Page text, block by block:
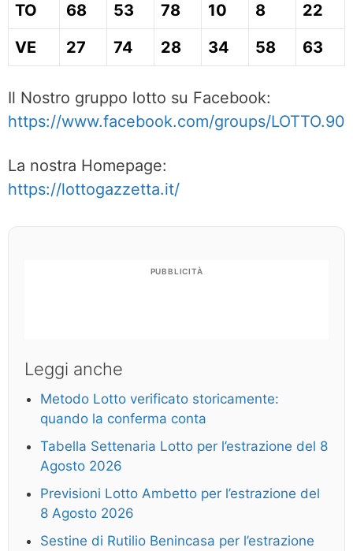
TO 68 53 78 10 8
22
VE
27 74 28 34 58 63
Il Nostro gruppo lotto su Facebook:
https://www.facebook.com/groups/LOTTO.90
La nostra Homepage:
https://lottogazzetta.it/
PUBBLICITÀ
Leggi anche
Metodo Lotto verificato storicamente:
quando la conferma conta
Tabella Settenaria Lotto per l’estrazione del 8
Agosto 2026
Previsioni Lotto Ambetto per l’estrazione del
8 Agosto 2026
Sestine di Rutilio Benincasa per l’estrazione